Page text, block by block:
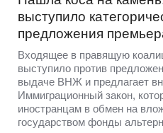
выступило
предложения
Входящее в правящую
выступило против
выдаче ВНЖ и предлагает
Иммиграционный закон,
иностранцам в обмен на
государством фонды